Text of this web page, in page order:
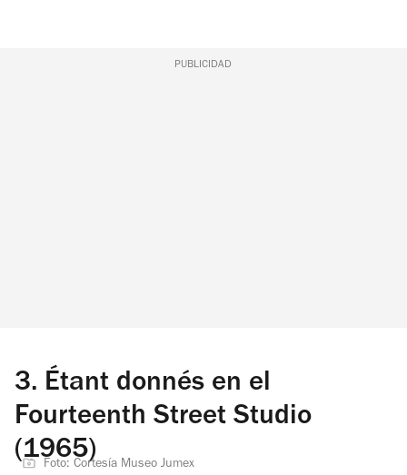
PUBLICIDAD
3. Étant donnés en el
Fourteenth Street Studio
(1965)
Foto: Cortesía Museo Jumex